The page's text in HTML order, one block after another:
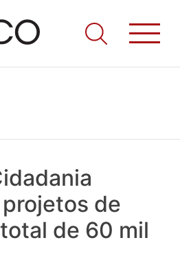
os Médicos. Onde as notícias
que se passa na Saúde!
de
de 60 mil